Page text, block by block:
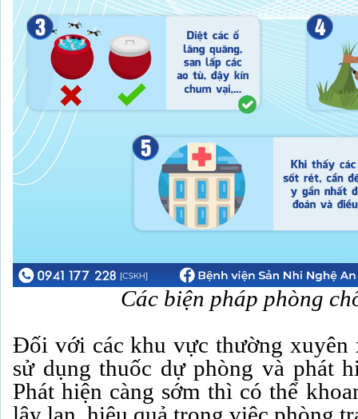
Các biện pháp phòng
Đối với các khu vực thường xuyên
sử dụng thuốc dự phòng và phát
Phát hiện càng sớm thì có thể